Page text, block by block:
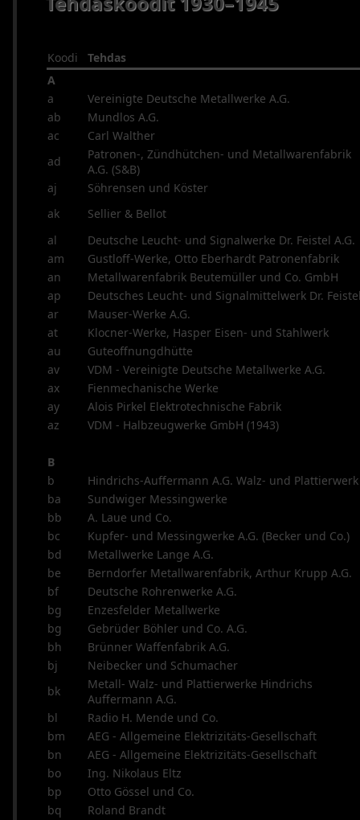
(2000–
Pienoiskiväärit
Puoliautomaatit
(1900–
1945)
Puoliautomaatit
(1946–
2023)
Sarjatuliaseet
(1900–
1945)
Sarjatuliaseet
(1946–
2023)
Mustaruutiaseet
Haulikot
Yhdistelmäaseet
Ampumatarvikkeet
Arkisto
Tähtäinkiikarit
Äänenvaimentimet
Muut
Metsästysperinteet
Updates
Sitemap
Cookie
Policy
Koodi
Tehdas
A
a
Vereinigte Deutsche Metallwerke A.G.
ab
Mundlos A.G.
ac
Carl Walther
ad
Patronen-, Zündhütchen- und Metallwarenfabrik
A.G. (S&B)
aj
Söhrensen und Köster
ak
Sellier & Bellot
al
Deutsche Leucht- und Signalwerke Dr. Feistel A.G.
am
Gustloff-Werke, Otto Eberhardt Patronenfabrik
an
Metallwarenfabrik Beutemüller und Co. GmbH
ap
Deutsches Leucht- und Signalmittelwerk Dr.
ar
Mauser-Werke A.G.
at
Klocner-Werke, Hasper Eisen- und Stahlwerk
au
Guteoffnungdhütte
av
VDM - Vereinigte Deutsche Metallwerke A.G.
ax
Fienmechanische Werke
ay
Alois Pirkel Elektrotechnische Fabrik
az
VDM - Halbzeugwerke GmbH (1943)
B
b
Hindrichs-Auffermann A.G. Walz- und Plattierwerk
ba
Sundwiger Messingwerke
bb
A. Laue und Co.
bc
Kupfer- und Messingwerke A.G. (Becker und Co.)
bd
Metallwerke Lange A.G.
be
Berndorfer Metallwarenfabrik, Arthur Krupp A.G.
bf
Deutsche Rohrenwerke A.G.
bg
Enzesfelder Metallwerke
bg
Gebrüder Böhler und Co. A.G.
bh
Brünner Waffenfabrik A.G.
bj
Neibecker und Schumacher
bk
Metall- Walz- und Plattierwerke Hindrichs
Auffermann A.G.
bl
Radio H. Mende und Co.
bm
AEG - Allgemeine Elektrizitäts-Gesellschaft
bn
AEG - Allgemeine Elektrizitäts-Gesellschaft
bo
Ing. Nikolaus Eltz
bp
Otto Gössel und Co.
bq
Roland Brandt